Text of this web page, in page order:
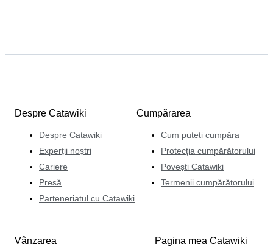
Despre Catawiki
Despre Catawiki
Experții noștri
Cariere
Presă
Parteneriatul cu Catawiki
Cumpărarea
Cum puteți cumpăra
Protecția cumpărătorului
Povești Catawiki
Termenii cumpărătorului
Vânzarea Pagina mea Catawiki